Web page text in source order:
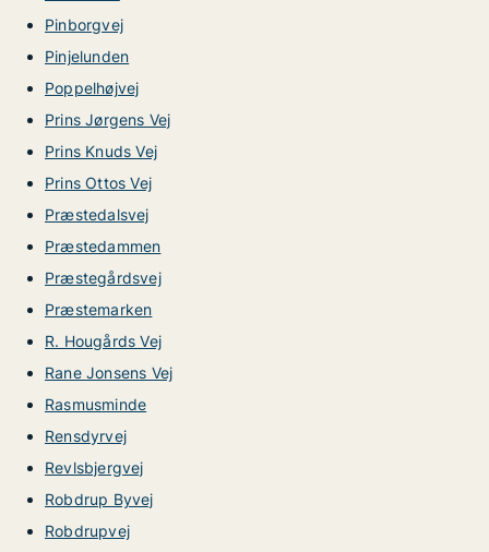
Pinborgvej
Pinjelunden
Poppelhøjvej
Prins Jørgens Vej
Prins Knuds Vej
Prins Ottos Vej
Præstedalsvej
Præstedammen
Præstegårdsvej
Præstemarken
R. Hougårds Vej
Rane Jonsens Vej
Rasmusminde
Rensdyrvej
Revlsbjergvej
Robdrup Byvej
Robdrupvej